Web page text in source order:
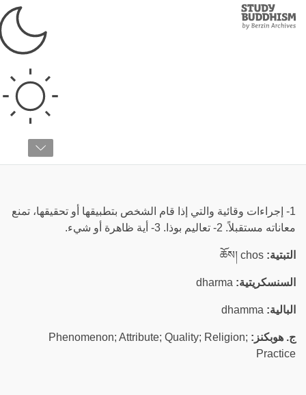
Study
Buddhism
1- إجراءات وقائية والتي إذا قام الشخص بتطبيقها أو تحقيقها، تمنع
معاناته مستقبلاً. 2- تعاليم بوذا. 3- أية ظاهرة أو شيء.
التبتية:
السنسكريتية:
البالية:
ج. هوبكنز: Phenomenon; Attribute; Quality; Religion;
Practice